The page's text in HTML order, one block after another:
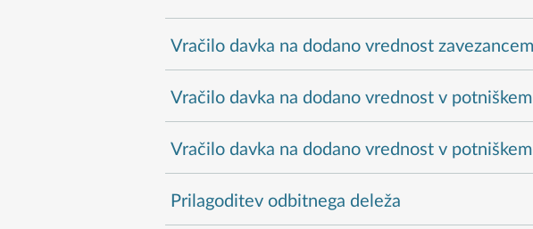
Vračilo davka na dodano vrednost
Vračilo davka na dodano vrednost v
Vračilo davka na dodano vrednost v
Prilagoditev odbitnega deleža